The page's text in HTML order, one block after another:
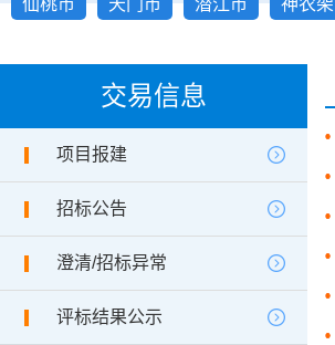
仙桃市
天门市 潜江市
神农架
交易信息
项目报建
招标公告
澄清/招标异常
评标结果公示